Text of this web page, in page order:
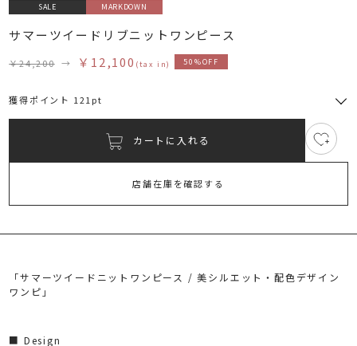
SALE MARKDOWN
サマーツイードリブニットワンピース
￥24,200 → ￥12,100 (tax in) 50%OFF
獲得ポイント 121pt
ポイント
旧 MS PASSPORTポイント
カートに入れる
店舗在庫を確認する
「サマーツイードニットワンピース / 美シルエット・配色デザイン
ワンピ」
■ Design